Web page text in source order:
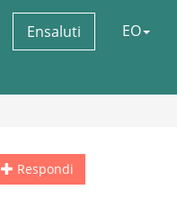
Ensaluti EO
Respondi